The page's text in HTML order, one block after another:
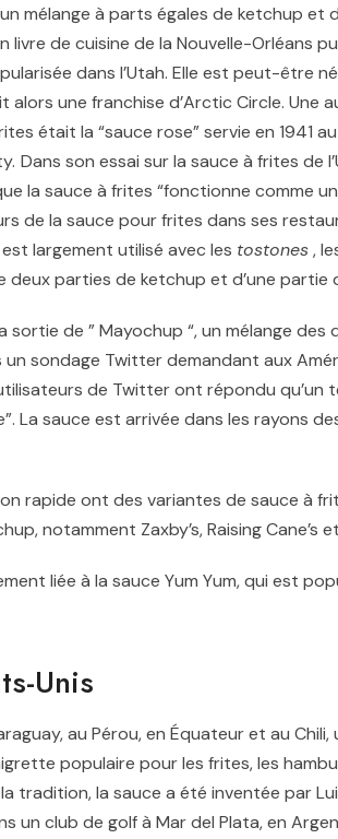
mélange à parts égales de ketchup et
livre de cuisine de la Nouvelle-Orléans
dans l’Utah. Elle est peut-être
alors une franchise d’Arctic Circle. Une
était la “sauce rose” servie en 1941
Dans son essai sur la sauce à frites de
la sauce à frites “fonctionne comme
de la sauce pour frites dans ses
est largement utilisé avec les tostones,
parties de ketchup et d’une partie
sortie de ” Mayochup “, un mélange des
sondage Twitter demandant aux
de Twitter ont répondu qu’un
La sauce est arrivée dans les rayons
rapide ont des variantes de sauce à
notamment Zaxby’s, Raising Cane’s
liée à la sauce Yum Yum, qui est
Unis
au Pérou, en Équateur et au
populaire pour les frites, les
tradition, la sauce a été inventée par
un club de golf à Mar del Plata, en